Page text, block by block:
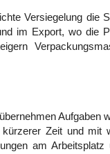
Versiegelung die
im Export, wo die
Aufgaben
Zeit und mit
am